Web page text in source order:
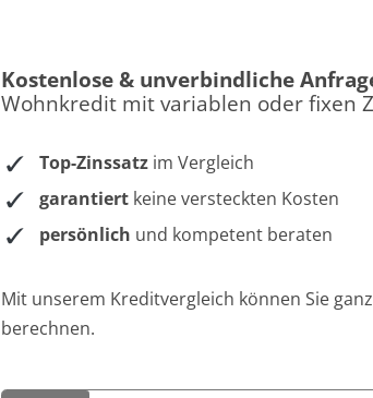
Kostenlose & unverbindliche
Wohnkredit mit variablen oder fixen
Top-Zinssatz im Vergleich
garantiert keine versteckten Kosten
persönlich und kompetent beraten
Mit unserem Kreditvergleich können Sie
berechnen.